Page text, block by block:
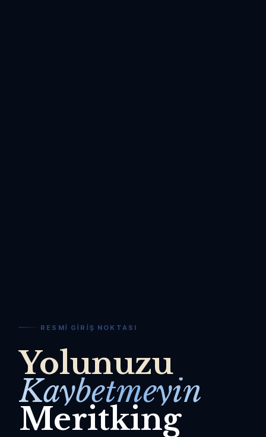
RESMI GIRIŞ NOKTASI
Yolunuzu
Kaybetmeyin
Meritking